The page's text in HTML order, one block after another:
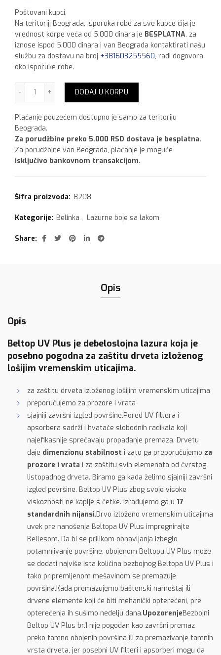
Poštovani kupci,
Na teritoriji Beograda, isporuka robe za sve kupce čija je
vrednost korpe veća od 5.000 dinara je BESPLATNA, za
iznose ispod 5.000 dinara i van Beograda kontaktirati našu
službu za dostavu na broj +381603255560, radi dogovora
oko isporuke robe.
Belinka Beltop UV plus,5 lit Ebanovina količina
DODAJ U KORPU
Plaćanje pouzećem dostupno je samo za teritoriju
Beograda.
Za porudžbine preko 5.000 RSD dostava je besplatna.
Za porudžbine van Beograda, plaćanje je moguće
isključivo bankovnom transakcijom.
Šifra proizvoda: 8208
Kategorije: Belinka , Lazurne boje sa lakom
Share
Opis
Opis
Beltop UV Plus je debeloslojna lazura koja je
posebno pogodna za zaštitu drveta izloženog
lošijim vremenskim uticajima.
za zaštitu drveta izloženog lošijim vremenskim uticajima
preporučujemo za prozore i vrata
sjajniji završni izgled površine.Pored UV filtera i
apsorbera sadrži i hvatače slobodnih radikala koji
najefikasnije sprečavaju propadanje premaza. Drvetu
daje dimenzionu stabilnost i zato ga preporučujemo za
prozore i vrata i za zaštitu svih elemenata od čvrstog
listopadnog drveta. Biramo ga kada želimo sjajniji završni
izgled površine. Beltop UV Plus zbog svoje visoke
viskoznosti ne kaplje s četke. Izrađujemo ga u 17
standardnih nijansi.Drvo izloženo vremenskim uticajima
uvek pre nanošenja Beltopa UV Plus impregnirajte
Bellesom. Da bi se prilikom obnavljanja izbeglo
potamnjivanje površine, obojenom Beltopu UV Plus može
se dodati najviše ista količina bezbojnog Beltopa UV Plus i
tako pripremljenom mešavinom se premazuje
površina.Kada premazujemo baštenski nameštaj ili
drvene elemente koji će biti mehanički opterećeni, pre
opterećenja ih sušimo nedelju dana.UpozorenjeBezbojni
Beltop UV Plus br.1 nije pogodan kao završni premaz
preko tamno obojenih površina ili za premazivanje tamnih
vrsta drveta, jer posebni UV filteri i apsorberi mogu da